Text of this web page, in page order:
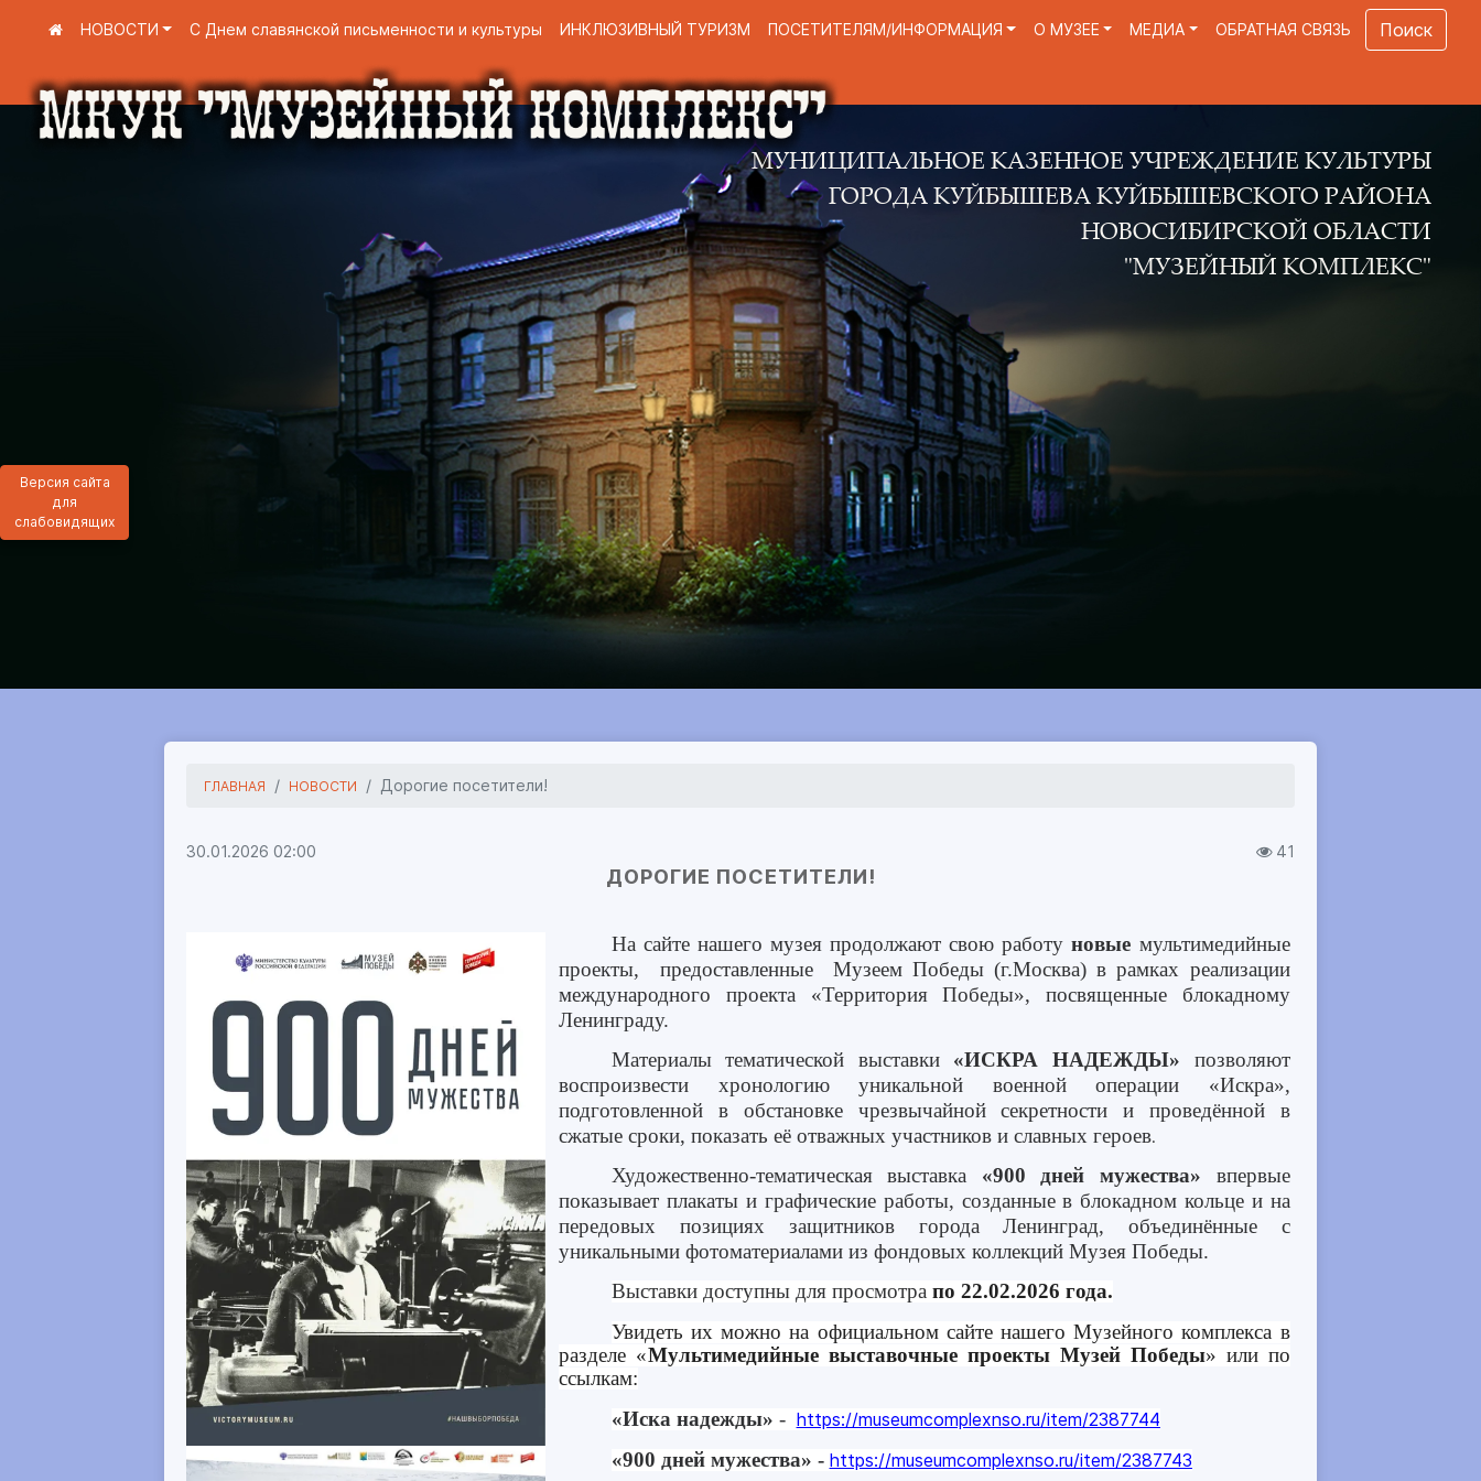
Версия сайта
для
слабовидящих
НОВОСТИ С Днем славянской письменности и культуры ИНКЛЮЗИВНЫЙ ТУРИЗМ ПОСЕТИТЕЛЯМ/ИНФОРМАЦИЯ О МУЗЕЕ МЕДИА ОБРАТНАЯ СВЯЗЬ Поиск
МУНИЦИПАЛЬНОЕ КАЗЕННОЕ УЧРЕЖДЕНИЕ КУЛЬТУРЫ
ГОРОДА КУЙБЫШЕВА КУЙБЫШЕВСКОГО РАЙОНА
НОВОСИБИРСКОЙ ОБЛАСТИ
"МУЗЕЙНЫЙ КОМПЛЕКС"
ГЛАВНАЯ НОВОСТИ Дорогие посетители!
30.01.2026 02:00 41
ДОРОГИЕ ПОСЕТИТЕЛИ!
На сайте нашего музея продолжают свою работу новые мультимедийные
проекты, предоставленные Музеем Победы (г.Москва) в рамках реализации
международного проекта «Территория Победы», посвященные блокадному
Ленинграду.
Материалы тематической выставки «ИСКРА НАДЕЖДЫ» позволяют
воспроизвести хронологию уникальной военной операции «Искра»,
подготовленной в обстановке чрезвычайной секретности и проведённой в
сжатые сроки, показать её отважных участников и славных героев.
Художественно-тематическая выставка «900 дней мужества» впервые
показывает плакаты и графические работы, созданные в блокадном кольце и на
передовых позициях защитников города Ленинград, объединённые с
уникальными фотоматериалами из фондовых коллекций Музея Победы.
Выставки доступны для просмотра по 22.02.2026 года.
Увидеть их можно на официальном сайте нашего Музейного комплекса в
разделе «Мультимедийные выставочные проекты Музей Победы» или по
ссылкам:
«Иска надежды» - https://museumcomplexnso.ru/item/2387744
«900 дней мужества» - https://museumcomplexnso.ru/item/2387743